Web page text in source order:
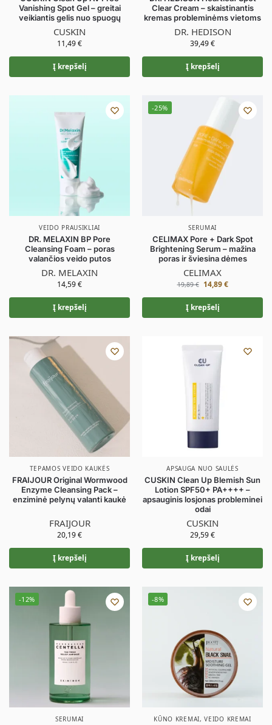
Vanishing Spot Gel – greitai
veikiantis gelis nuo spuogų
CUSKIN
11,49€
Į krepšelį
Clear Cream – skaistinantis
kremas probleminėms vietoms
DR. HEDISON
39,49€
Į krepšelį
VEIDO PRAUSIKLIAI
DR. MELAXIN BP Pore
Cleansing Foam – poras
valančios veido putos
DR. MELAXIN
14,59€
Į krepšelį
-25%
SERUMAI
CELIMAX Pore + Dark Spot
Brightening Serum – mažina
poras ir šviesina dėmes
CELIMAX
19,89€ 14,89€
Į krepšelį
TEPAMOS VEIDO KAUKĖS
FRAIJOUR Original Wormwood
Enzyme Cleansing Pack –
enziminė pelynų valanti kaukė
FRAIJOUR
20,19€
Į krepšelį
APSAUGA NUO SAULĖS
CUSKIN Clean Up Blemish Sun
Lotion SPF50+ PA++++ –
apsauginis losjonas probleminei
odai
CUSKIN
29,59€
Į krepšelį
-12%
SERUMAI
-8%
KŪNO KREMAI,VEIDO KREMAI